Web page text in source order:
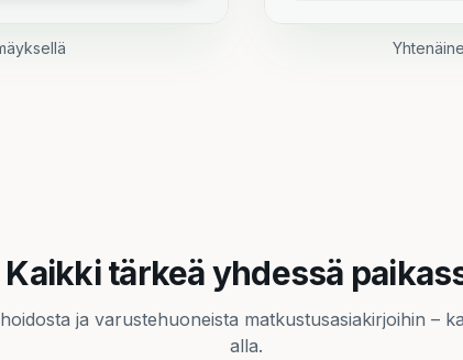
Kaikki tärkeä yhdessä
ja varustehuoneista matkustusasiakirjoihin –
alla.
Varusteet
Satulat, suitset ja varusteet järjestyksessä ja